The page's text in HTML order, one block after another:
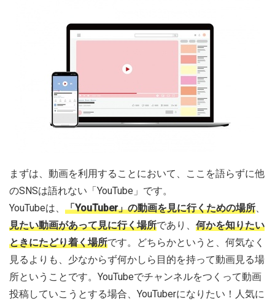
まずは、動画を利用することにおいて、ここを語らずに他
のSNSは語れない「YouTube」です。
YouTubeは、 「YouTuber」の動画を見に行くための場所、
見たい動画があって見に行く場所であり、 何かを知りたい
ときにたどり着く場所です。どちらかというと、何気なく
見るよりも、少なからず何かしら目的を持って動画見る場
所ということです。YouTubeでチャンネルをつくって動画
投稿していこうとする場合、YouTuberになりたい！人気に